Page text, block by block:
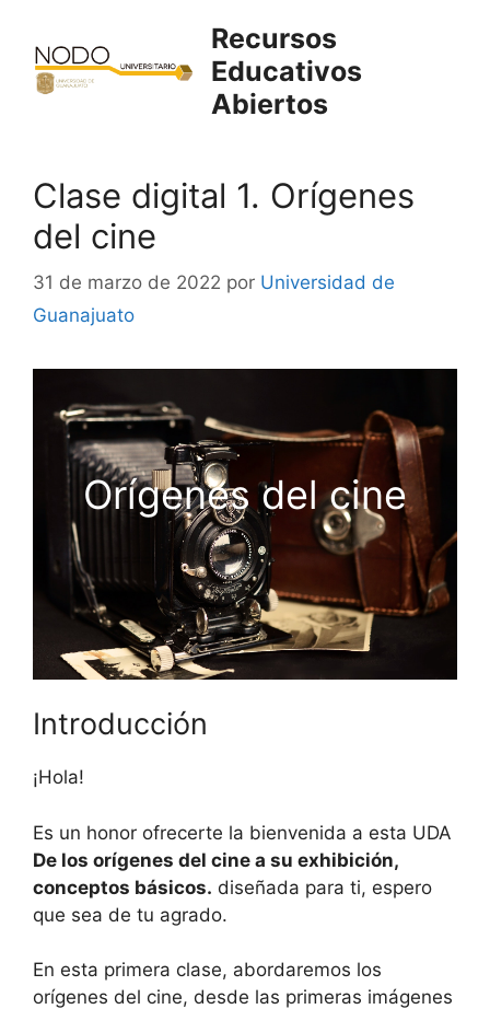
contenido
Recursos
Educativos
Abiertos
Clase digital 1. Orígenes
del cine
31 de marzo de 2022 por Universidad de
Guanajuato
Orígenes del cine
Introducción
¡Hola!
Es un honor ofrecerte la bienvenida a esta UDA
De los orígenes del cine a su exhibición,
conceptos básicos. diseñada para ti, espero
que sea de tu agrado.
En esta primera clase, abordaremos los
orígenes del cine, desde las primeras imágenes